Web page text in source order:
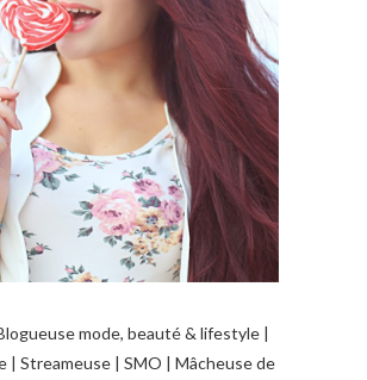
mode, beauté & lifestyle |
| Streameuse | SMO | Mâcheuse de